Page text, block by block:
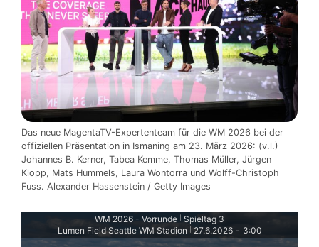
Das neue MagentaTV-Expertenteam für die WM 2026 bei der
offiziellen Präsentation in Ismaning am 23. März 2026: (v.l.)
Johannes B. Kerner, Tabea Kemme, Thomas Müller, Jürgen
Klopp, Mats Hummels, Laura Wontorra und Wolff-Christoph
Fuss. Alexander Hassenstein / Getty Images
WM 2026 - Vorrunde Spieltag 3
Lumen Field Seattle WM Stadion
27.6.2026 - 3:00